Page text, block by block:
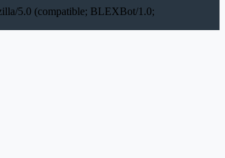
5.0 (compatible; BLEXBot/1.0;